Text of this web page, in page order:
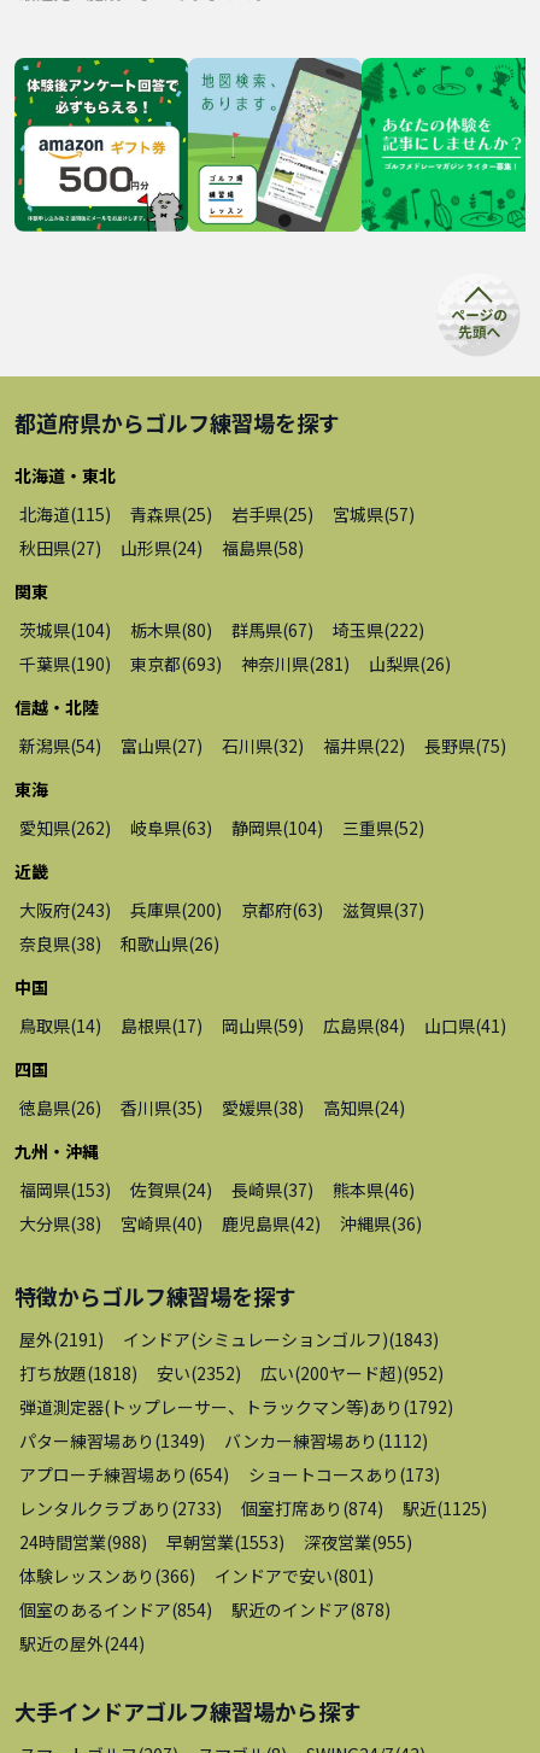
都道府県からゴルフ練習場を探す
北海道・東北
北海道(115) 青森県(25) 岩手県(25) 宮城県(57)
秋田県(27) 山形県(24) 福島県(58)
関東
茨城県(104) 栃木県(80) 群馬県(67) 埼玉県(222)
千葉県(190) 東京都(693) 神奈川県(281 ) 山梨県(26)
信越・北陸
新潟県(54) 富山県(27) 石川県(32) 福井県(22) 長野県(75)
東海
愛知県(262) 岐阜県(63) 静岡県(104) 三重県(52)
近畿
大阪府(243) 兵庫県(200) 京都府(63) 滋賀県(37)
奈良県(38) 和歌山県(26)
中国
鳥取県(14) 島根県(17) 岡山県(59) 広島県(84) 山口県(41 )
四国
徳島県(26) 香川県(35) 愛媛県(38) 高知県(24)
九州・沖縄
福岡県(153) 佐賀県(24) 長崎県(37) 熊本県(46)
大分県(38) 宮崎県(40) 鹿児島県(42) 沖縄県(36)
特徴からゴルフ練習場を探す
屋外(2191 ) インドア(シミュレーションゴルフ)(1843)
打ち放題(1818) 安い(2352) 広い(200ヤード超)(952)
弾道測定器(トップレーサー、トラックマン等)あり (1792)
パター練習場あり (1349) バンカー練習場あり (1112)
アプローチ練習場あり (654) ショートコースあり (173)
レンタルクラブあり (2733) 個室打席あり (874) 駅近(1125)
24時間営業(988) 早朝営業(1553) 深夜営業(955)
体験レッスンあり (366) インドアで安い(801 )
個室のあるインドア(854) 駅近のインドア(878)
駅近の屋外(244)
大手インドアゴルフ練習場から探す